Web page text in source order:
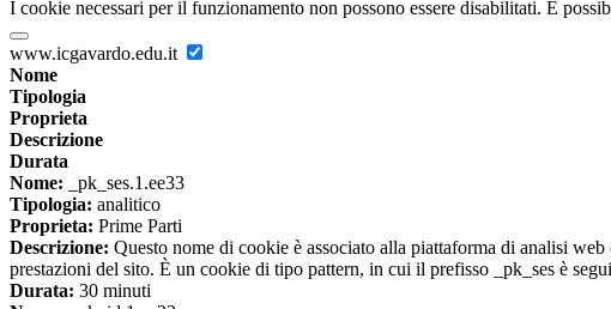
I cookie necessari per il funzionamento non possono essere disabilitati. È
www.icgavardo.edu.it
Nome
Tipologia
Proprieta
Descrizione
Durata
Nome: _pk_ses.1.ee33
Tipologia: analitico
Proprieta: Prime Parti
Descrizione: Questo nome di cookie è associato alla piattaforma di analisi
prestazioni del sito. È un cookie di tipo pattern, in cui il prefisso _pk_ses è
Durata: 30 minuti